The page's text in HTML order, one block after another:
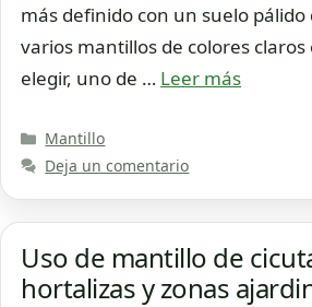
más definido con un suelo pálido
varios mantillos de colores
elegir, uno de … Leer más
Categorías
Mantillo
Deja un comentario
Uso de mantillo de
hortalizas y zonas